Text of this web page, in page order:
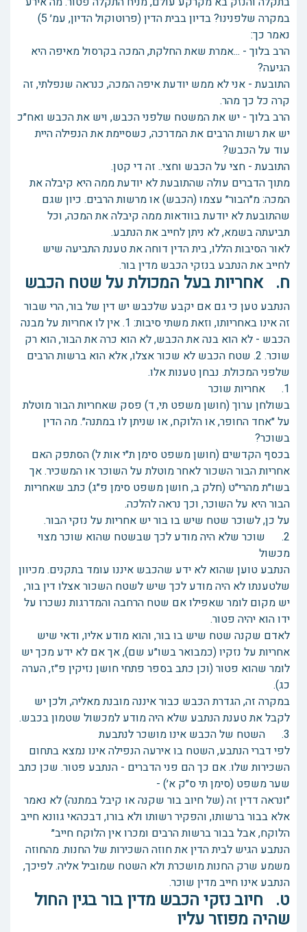
במקרה שלפנינו? בדיון בבית הדין (פרוטוקול הדיון, עמ׳ 5)
נאמר כך:
הרב בלוך - ...אמרת שאת החלקת, המכה בקרסול מאיפה היא
הגיעה?
התובעת - אני לא ממש יודעת איפה המכה, כנראה שנפלתי, זה
קרה כל כך מהר.
הרב בלוך - יש את המשטח שלפני הכבש, ויש את הכבש ואח״כ
יש את רשות הרבים את המדרכה, כשסיימת את הנפילה היית
עוד על הכבש?
התובעת - חצי על הכבש וחצי.. זה די קטן.
מתוך הדברים עולה שהתובעת לא יודעת ממה היא קיבלה את
המכה: מ״הבור״ עצמו (הכבש) או מרשות הרבים. כיון שגם
שהתובעת לא יודעת בוודאות ממה קיבלה את המכה, וכל
תביעתה בשמא, לא ניתן לחייב את הנתבע.
לאור הסיבות הללו, בית הדין דוחה את טענת התביעה שיש
לחייב את הנתבע בנזקי הכבש מדין בור.
ח. אחריות בעל המכולת על שטח הכבש
הנתבע טען כי גם אם יקבע שלכבש יש דין של בור, הרי שבור
זה אינו באחריותו, וזאת משתי סיבות: 1. אין לו אחריות על מבנה
הכבש - לא הוא בנה את הכבש, לא הוא כרה את הבור, הוא רק
שוכר. 2. שטח הכבש לא שכור אצלו, אלא הוא ברשות הרבים
שלפני המכולת. נבחן טענות אלו.
1. אחריות שוכר
בשולחן ערוך (חושן משפט תי, ד) פסק שאחריות הבור מוטלת
על ״אחד החופר, או הלוקח, או שניתן לו במתנה״. מה הדין
בשוכר?
בכסף הקדשים (חושן משפט סימן ת״י אות ל) הסתפק האם
אחריות הבור השכור לאחר מוטלת על השוכר או המשכיר. אך
בשו״ת מהרי״ט (חלק ב, חושן משפט סימן פ״ג) כתב שאחריות
הבור היא על השוכר, וכך נראה להלכה.
על כן, לשוכר שטח שיש בו בור יש אחריות על נזקי הבור.
2. שוכר שלא היה מודע לכך שבשטח שהוא שוכר מצוי
מכשול
הנתבע טוען שהוא לא ידע שהכבש איננו עומד בתקנים. מכיוון
שלטענתו לא היה מודע לכך שיש לשטח השכור אצלו דין בור,
יש מקום לומר שאפילו אם שטח הרחבה והמדרגות נשכרו על
ידו הוא יהיה פטור.
לאדם שקנה שטח שיש בו בור, והוא מודע אליו, ודאי שיש
אחריות על נזקיו (כמבואר בשו״ע שם), אך אם לא ידע מכך יש
לומר שהוא פטור (וכן כתב בספר פתחי חושן נזיקין פ״ז, הערה
כג).
במקרה זה, הגדרת הכבש כבור איננה מובנת מאליה, ולכן יש
לקבל את טענת הנתבע שלא היה מודע למכשול שטמון בכבש.
3. השטח של הכבש אינו מושכר לנתבעת
לפי דברי הנתבע, השטח בו אירעה הנפילה אינו נמצא בתחום
השכירות שלו. אם כך הם פני הדברים - הנתבע פטור. שכן כתב
שער משפט (סימן תי ס״ק א׳) -
״ונראה דדין זה (של חיוב בור שקנה או קיבל במתנה) לא נאמר
אלא בבור ברשותו, והפקיר רשותו ולא בורו, דבכהאי גוונא חייב
הלוקח, אבל בבור ברשות הרבים ומכרו אין הלוקח חייב״
הנתבע הגיש לבית הדין את חוזה השכירות של החנות. מהחוזה
משמע שרק החנות מושכרת ולא השטח שמוביל אליה. לפיכך,
הנתבע אינו חייב מדין שוכר.
ט. חיוב נזקי הכבש מדין בור בגין החול
שהיה מפוזר עליו